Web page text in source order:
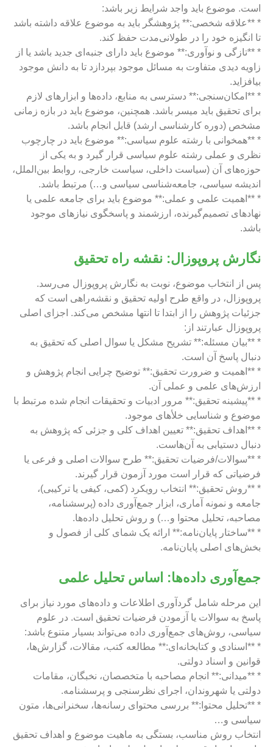
است. موضوع باید واجد شرایط زیر باشد:
* **علاقه شخصی:** پژوهشگر باید به موضوع علاقه داشته باشد
تا انگیزه خود را در طولانی‌مدت حفظ کند.
* **تازگی و نوآوری:** موضوع باید دارای جنبه‌ای جدید باشد یا از
زاویه دیدی متفاوت به مسائل موجود بپردازد تا به دانش موجود
بیافزاید.
* **امکان‌سنجی:** دسترسی به منابع، داده‌ها و ابزارهای لازم
برای تحقیق باید میسر باشد. همچنین، موضوع باید در بازه زمانی
مشخص (دوره کارشناسی ارشد) قابل انجام باشد.
* **همخوانی با رشته علوم سیاسی:** موضوع باید در چارچوب
نظری و عملی رشته علوم سیاسی قرار گیرد و به یکی از
حوزه‌های آن (سیاست داخلی، سیاست خارجی، روابط بین‌الملل،
اندیشه سیاسی، جامعه‌شناسی سیاسی و…) مرتبط باشد.
* **اهمیت علمی و عملی:** موضوع باید برای جامعه علمی یا
نهادهای تصمیم‌گیرنده، ارزشمند و پاسخگوی نیازهای موجود
باشد.
نگارش پروپوزال: نقشه راه تحقیق
پس از انتخاب موضوع، نوبت به نگارش پروپوزال می‌رسد.
پروپوزال، در واقع طرح اولیه تحقیق و نقشه‌راهی است که
جزئیات پژوهش را از ابتدا تا انتها مشخص می‌کند. اجزای اصلی
پروپوزال عبارتند از:
* **بیان مسئله:** تشریح مشکل یا سوال اصلی که تحقیق به
دنبال پاسخ آن است.
* **اهمیت و ضرورت تحقیق:** توضیح چرایی انجام پژوهش و
ارزش‌های علمی و عملی آن.
* **پیشینه تحقیق:** مرور ادبیات و تحقیقات انجام شده مرتبط با
موضوع و شناسایی خلأهای موجود.
* **اهداف تحقیق:** تعیین اهداف کلی و جزئی که پژوهش به
دنبال دستیابی به آن‌هاست.
* **سوالات/فرضیات تحقیق:** طرح سوالات اصلی و فرعی یا
فرضیاتی که قرار است مورد آزمون قرار گیرند.
* **روش تحقیق:** انتخاب رویکرد (کمی، کیفی یا ترکیبی)،
جامعه و نمونه آماری، ابزار جمع‌آوری داده (پرسشنامه،
مصاحبه، تحلیل محتوا و…) و روش تحلیل داده‌ها.
* **ساختار پایان‌نامه:** ارائه یک شمای کلی از فصول و
بخش‌های اصلی پایان‌نامه.
جمع‌آوری داده‌ها: اساس تحلیل علمی
این مرحله شامل گردآوری اطلاعات و داده‌های مورد نیاز برای
پاسخ به سوالات یا آزمودن فرضیات تحقیق است. در علوم
سیاسی، روش‌های جمع‌آوری داده می‌تواند بسیار متنوع باشد:
* **اسنادی و کتابخانه‌ای:** مطالعه کتب، مقالات، گزارش‌ها،
قوانین و اسناد دولتی.
* **میدانی:** انجام مصاحبه با متخصصان، نخبگان، مقامات
دولتی یا شهروندان، اجرای نظرسنجی و پرسشنامه.
* **تحلیل محتوا:** بررسی محتوای رسانه‌ها، سخنرانی‌ها، متون
سیاسی و…
انتخاب روش مناسب، بستگی به ماهیت موضوع و اهداف تحقیق